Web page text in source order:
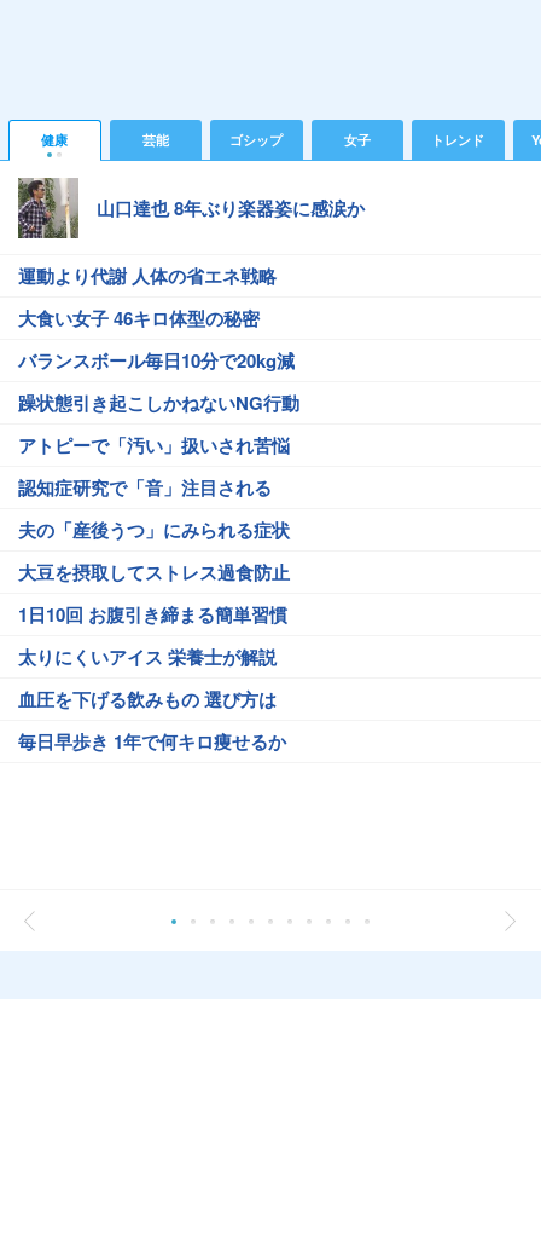
健康 芸能 ゴシップ 女子 トレンド
山口達也 8年ぶり楽器姿に感涙か
運動より代謝 人体の省エネ戦略
大食い女子 46キロ体型の秘密
バランスボール毎日10分で20kg減
躁状態引き起こしかねないNG行動
アトピーで「汚い」扱いされ苦悩
認知症研究で「音」注目される
夫の「産後うつ」にみられる症状
大豆を摂取してストレス過食防止
1日10回 お腹引き締まる簡単習慣
太りにくいアイス 栄養士が解説
血圧を下げる飲みもの 選び方は
毎日早歩き 1年で何キロ痩せるか